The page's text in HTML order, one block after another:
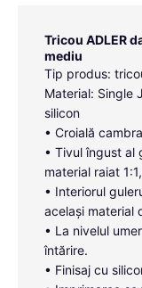
Tricou ADLER
mediu
Tip produs:
Material: Single
silicon
• Croială
• Tivul îngust al
material raiat
• Interiorul
același material
• La nivelul
întărire.
• Finisaj cu